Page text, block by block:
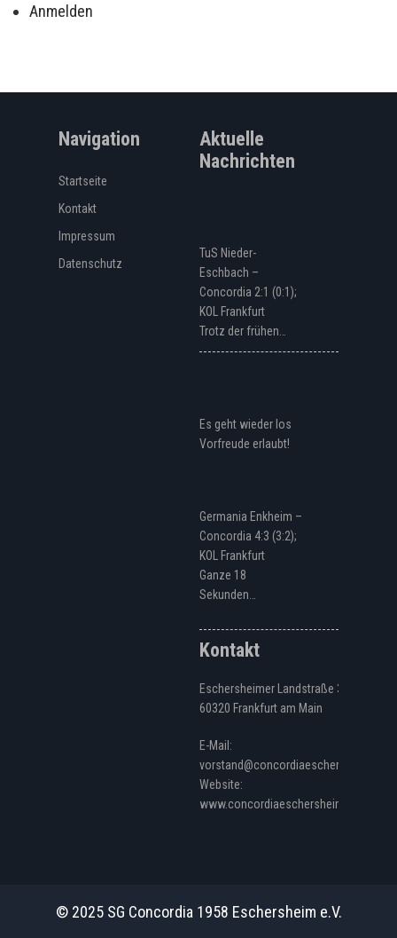
Anmelden
Navigation
Startseite
Kontakt
Impressum
Datenschutz
Aktuelle
Nachrichten
TuS Nieder-
Eschbach –
Concordia 2:1 (0:1);
KOL Frankfurt
Trotz der frühen…
Es geht wieder los
Vorfreude erlaubt!
Germania Enkheim –
Concordia 4:3 (3:2);
KOL Frankfurt
Ganze 18
Sekunden…
Kontakt
Eschersheimer Landstraße 328
60320 Frankfurt am Main
E-Mail:
vorstand@concordiaeschersheim.de
Website:
www.concordiaeschersheim.de
© 2025 SG Concordia 1958 Eschersheim e.V.